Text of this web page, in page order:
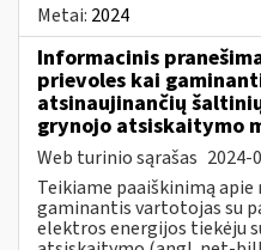
Metai: 2024
Informacinis
prievoles kai
atsinaujinančių
grynojo atsiskaitymo
Web turinio sąrašas 2024-
Teikiame paaiškinimą
gaminantis vartotojas su
elektros energijos tiekėju